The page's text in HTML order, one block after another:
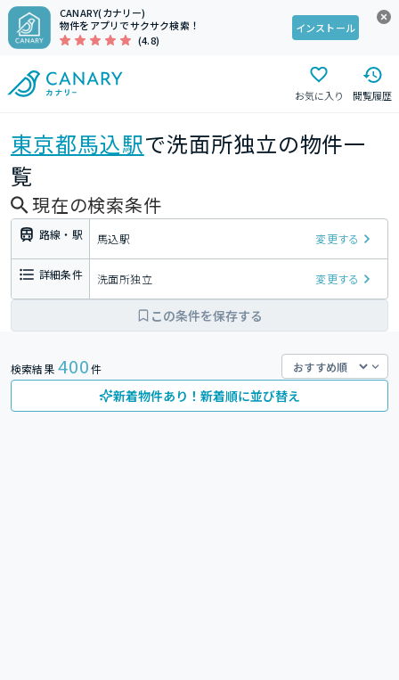
CANARY(カナリー)
物件をアプリでサクサク検索！
(4.8)
インストール
お気に入り 閲覧履歴
東京都馬込駅で洗面所独立の物件一
覧
現在の検索条件
路線・駅 馬込駅 変更する
詳細条件 洗面所独立 変更する
この条件を保存する
検索結果 400件
新着物件あり！新着順に並び替え